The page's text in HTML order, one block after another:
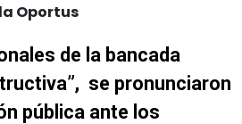
Oportus
de la bancada
se pronunciaron
pública ante los